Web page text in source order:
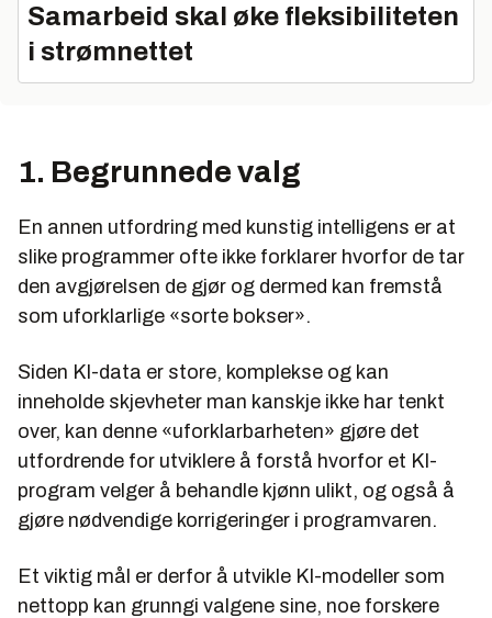
Samarbeid skal øke fleksibiliteten
i strømnettet
1. Begrunnede valg
En annen utfordring med kunstig intelligens er at
slike programmer ofte ikke forklarer hvorfor de tar
den avgjørelsen de gjør og dermed kan fremstå
som uforklarlige «sorte bokser».
Siden KI-data er store, komplekse og kan
inneholde skjevheter man kanskje ikke har tenkt
over, kan denne «uforklarbarheten» gjøre det
utfordrende for utviklere å forstå hvorfor et KI-
program velger å behandle kjønn ulikt, og også å
gjøre nødvendige korrigeringer i programvaren.
Et viktig mål er derfor å utvikle KI-modeller som
nettopp kan grunngi valgene sine, noe forskere